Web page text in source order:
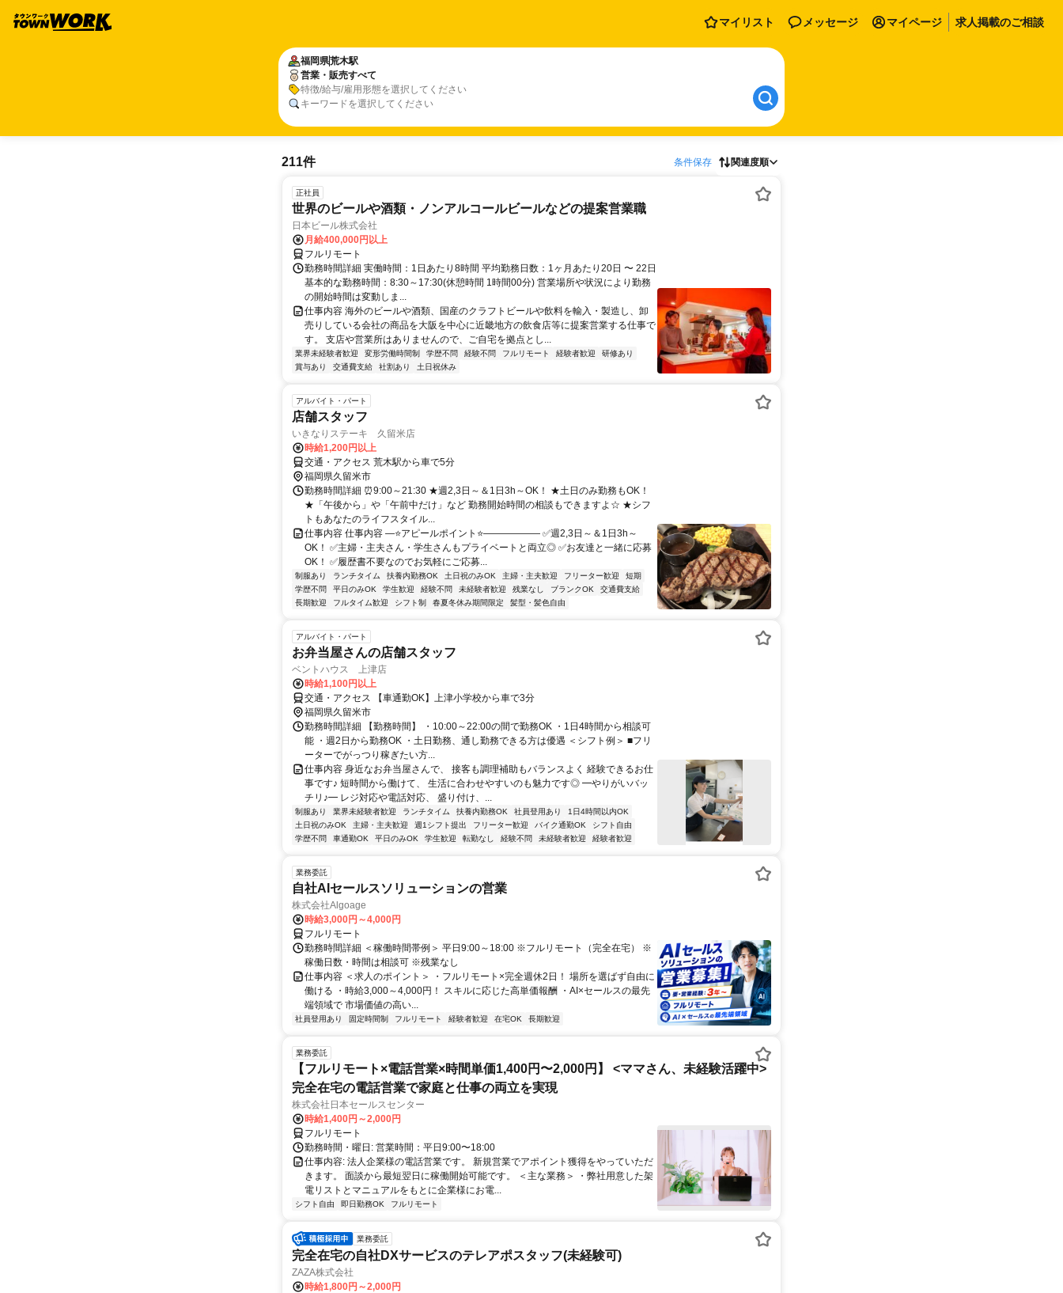
マイリスト メッセージ マイページ 求人掲載のご相談
福岡県荒木駅
営業・販売すべて
特徴/給与/雇用形態を選択してください
キーワードを選択してください
211件 条件保存 関連度順
正社員
世界のビールや酒類・ノンアルコールビールなどの提案営業職
日本ビール株式会社
月給400,000円以上
フルリモート
勤務時間詳細 実働時間：1日あたり8時間 平均勤務日数：1ヶ月あたり20日 〜 22日
基本的な勤務時間：8:30～17:30(休憩時間 1時間00分) 営業場所や状況により勤務
の開始時間は変動しま...
仕事内容 海外のビールや酒類、国産のクラフトビールや飲料を輸入・製造し、卸
売りしている会社の商品を大阪を中心に近畿地方の飲食店等に提案営業する仕事で
す。 支店や営業所はありませんので、ご自宅を拠点とし...
業界未経験者歓迎 変形労働時間制 学歴不問 経験不問 フルリモート 経験者歓迎
研修あり
賞与あり
交通費支給 社割あり 土日祝休み
アルバイト・パート
店舗スタッフ
いきなりステーキ 久留米店
時給1,200円以上
交通・アクセス 荒木駅から車で5分
福岡県久留米市
勤務時間詳細 ⏰9:00～21:30 ★週2,3日～＆1日3h～OK！ ★土日のみ勤務もOK！
★「午後から」や「午前中だけ」など 勤務開始時間の相談もできますよ☆ ★シフ
トもあなたのライフスタイル...
仕事内容 仕事内容 ―⭐アピールポイント⭐―――――― ✅週2,3日～＆1日3h～
OK！ ✅主婦・主夫さん・学生さんもプライベートと両立◎ ✅お友達と一緒に応募
OK！ ✅履歴書不要なのでお気軽にご応募...
制服あり ランチタイム 扶養内勤務OK 土日祝のみOK 主婦・主夫歓迎 フリーター歓迎
短期
学歴不問
平日のみOK 学生歓迎 経験不問 未経験者歓迎 残業なし ブランクOK
交通費支給
長期歓迎
フルタイム歓迎 シフト制 春夏冬休み期間限定 髪型・髪色自由
アルバイト・パート
お弁当屋さんの店舗スタッフ
ベントハウス 上津店
時給1,100円以上
交通・アクセス 【車通勤OK】上津小学校から車で3分
福岡県久留米市
勤務時間詳細 【勤務時間】 ・10:00～22:00の間で勤務OK ・1日4時間から相談可
能 ・週2日から勤務OK ・土日勤務、通し勤務できる方は優遇 ＜シフト例＞ ■フリ
ーターでがっつり稼ぎたい方...
仕事内容 身近なお弁当屋さんで、 接客も調理補助もバランスよく 経験できるお仕
事です♪ 短時間から働けて、 生活に合わせやすいのも魅力です◎ ━やりがいバッ
チリ♪━ レジ対応や電話対応、 盛り付け、...
制服あり 業界未経験者歓迎 ランチタイム 扶養内勤務OK 社員登用あり
1日4時間以内OK
土日祝のみOK
主婦・主夫歓迎 週1シフト提出 フリーター歓迎 バイク通勤OK
シフト自由
学歴不問
車通勤OK 平日のみOK 学生歓迎 転勤なし 経験不問 未経験者歓迎 経験者歓迎
業務委託
自社AIセールスソリューションの営業
株式会社Algoage
時給3,000円～4,000円
フルリモート
勤務時間詳細 ＜稼働時間帯例＞ 平日9:00～18:00 ※フルリモート（完全在宅） ※
稼働日数・時間は相談可 ※残業なし
仕事内容 ＜求人のポイント＞ ・フルリモート×完全週休2日！ 場所を選ばず自由に
働ける ・時給3,000～4,000円！ スキルに応じた高単価報酬 ・AI×セールスの最先
端領域で 市場価値の高い...
社員登用あり 固定時間制 フルリモート 経験者歓迎 在宅OK 長期歓迎
業務委託
【フルリモート×電話営業×時間単価1,400円〜2,000円】 <ママさん、未経験活躍中>
完全在宅の電話営業で家庭と仕事の両立を実現
株式会社日本セールスセンター
時給1,400円～2,000円
フルリモート
勤務時間・曜日: 営業時間：平日9:00〜18:00
仕事内容: 法人企業様の電話営業です。 新規営業でアポイント獲得をやっていただ
きます。 面談から最短翌日に稼働開始可能です。 ＜主な業務＞ ・弊社用意した架
電リストとマニュアルをもとに企業様にお電...
シフト自由 即日勤務OK フルリモート
業務委託
完全在宅の自社DXサービスのテレアポスタッフ(未経験可)
ZAZA株式会社
時給1,800円～2,000円